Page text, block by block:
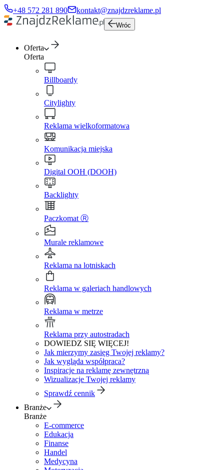
+48 572 281 890 kontakt@znajdzreklame.pl
Wróc
Oferta
Oferta
Billboardy
Citylighty
Reklama wielkoformatowa
Komunikacja miejska
Digital OOH (DOOH)
Backlighty
Paczkomat Ⓡ
Murale reklamowe
Reklama na lotniskach
Reklama w galeriach handlowych
Reklama w metrze
Reklama przy autostradach
DOWIEDZ SIĘ WIĘCEJ!
Jak mierzymy zasięg Twojej reklamy?
Jak wygląda współpraca?
Inspiracje na reklamę zewnętrzną
Wizualizacje Twojej reklamy
Sprawdź cennik
Branże
Branże
E-commerce
Edukacja
Finanse
Handel
Medycyna